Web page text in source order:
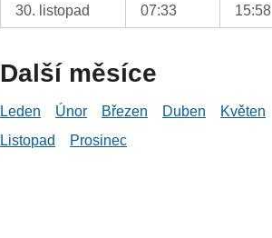
30. listopad 07:33 15:58
Další měsíce
Leden Únor Březen Duben Květen
Listopad
Prosinec